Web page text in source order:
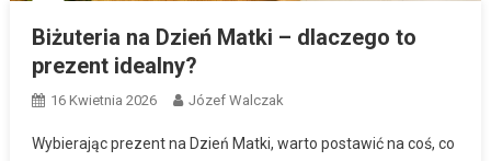
Biżuteria na Dzień Matki – dlaczego to
prezent idealny?
16 Kwietnia 2026 Józef Walczak
Wybierając prezent na Dzień Matki, warto postawić na coś, co